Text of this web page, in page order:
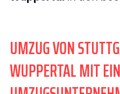
UMZUG VON
WUPPERTAL MIT